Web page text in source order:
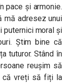
pace și armonie.
mă adresez unui
puternici moral și
Știm bine că
tuturor. Stând în
reușim să
că vreți să fiți la